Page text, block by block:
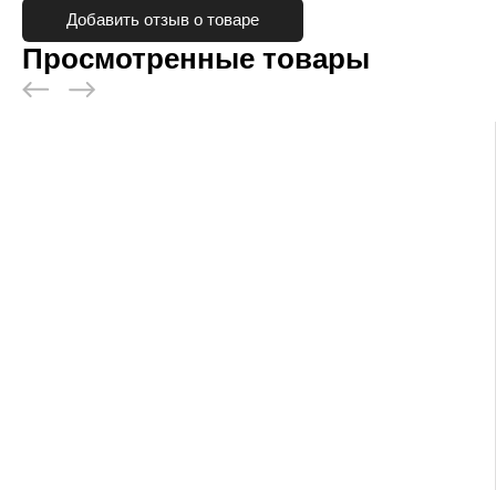
Добавить отзыв о товаре
Просмотренные товары